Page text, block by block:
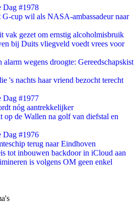
Dag #1978
cup wil als NASA-ambassadeur naar
vak gezet om ernstig alcoholmisbruik
bij Duits vliegveld voedt vrees voor
alarm wegens droogte: Gereedschapskist
's nachts haar vriend bezocht terecht
Dag #1977
nóg aantrekkelijker
op de Wallen na golf van diefstal en
Dag #1976
terug naar Eindhoven
tot inbouwen backdoor in iCloud aan
is volgens OM geen enkel